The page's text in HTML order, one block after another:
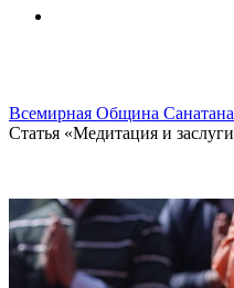
Всемирная Община
Статья «Медитация и